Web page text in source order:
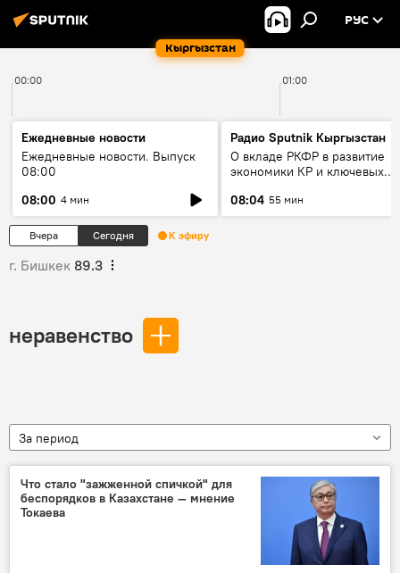
Кыргызстан
РУС
00:00 01:00
Ежедневные новости
Ежедневные новости. Выпуск
08:00
08:00 4 мин
Радио Sputnik Кыргызстан
О вкладе РКФР в развитие
экономики КР и ключевых
08:04 55 мин
Вчера Сегодня К эфиру
г. Бишкек 89.3
неравенство
За период
Что стало "зажженной спичкой" для
беспорядков в Казахстане — мнение
Токаева